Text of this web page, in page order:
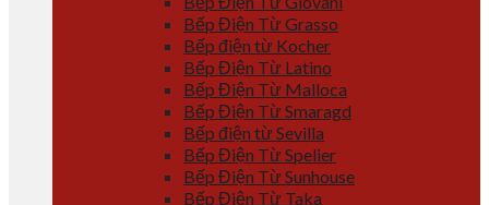
Bếp Điện Từ Grasso
Bếp điện từ Kocher
Bếp Điện Từ Latino
Bếp Điện Từ Malloca
Bếp Điện Từ Smaragd
Bếp điện từ Sevilla
Bếp Điện Từ Spelier
Bếp Điện Từ Sunhouse
Bếp Điện Từ Taka